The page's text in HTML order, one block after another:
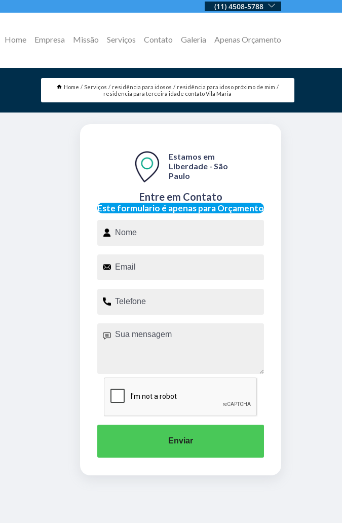
(11) 4508-5788
Home Empresa Missão Serviços Contato Galeria Apenas Orçamento
Home Serviços residência para idosos
residência para idoso próximo de mim
residencia para terceira idade contato Vila Maria
Este formulario é apenas para Orçamento
Entre em Contato
Estamos em
Liberdade - São
Paulo
Enviar